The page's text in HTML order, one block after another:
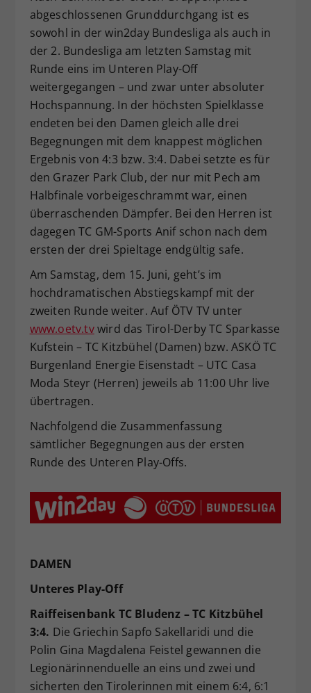
abgeschlossenen Grunddurchgang ist es
sowohl in der win2day Bundesliga als auch in
der 2. Bundesliga am letzten Samstag mit
Runde eins im Unteren Play-Off
weitergegangen – und zwar unter absoluter
Hochspannung. In der höchsten Spielklasse
endeten bei den Damen gleich alle drei
Begegnungen mit dem knappest möglichen
Ergebnis von 4:3 bzw. 3:4. Dabei setzte es für
den Grazer Park Club, der nur mit Pech am
Halbfinale vorbeigeschrammt war, einen
überraschenden Dämpfer. Bei den Herren ist
dagegen TC GM-Sports Anif schon nach dem
ersten der drei Spieltage endgültig safe.
Am Samstag, dem 15. Juni, geht’s im
hochdramatischen Abstiegskampf mit der
zweiten Runde weiter. Auf ÖTV TV unter
www.oetv.tvwird das Tirol-Derby TC Sparkasse
Kufstein – TC Kitzbühel (Damen) bzw. ASKÖ TC
Burgenland Energie Eisenstadt – UTC Casa
Moda Steyr (Herren) jeweils ab 11:00 Uhr live
übertragen.
Nachfolgend die Zusammenfassung
sämtlicher Begegnungen aus der ersten
Runde des Unteren Play-Offs.
DAMEN
Unteres Play-Off
Raiffeisenbank TC Bludenz – TC Kitzbühel
3:4. Die Griechin Sapfo Sakellaridi und die
Polin Gina Magdalena Feistel gewannen die
Legionärinnenduelle an eins und zwei und
sicherten den Tirolerinnen mit einem 6:4, 6:1
Zweck
Dieser Wert speichert Ihre Consent-
Einstellungen. Unter anderem eine
zufällig generierte ID, für die
historische Speicherung Ihrer
vorgenommen Einstellungen, falls der
Webseiten-Betreiber dies eingestellt
hat.